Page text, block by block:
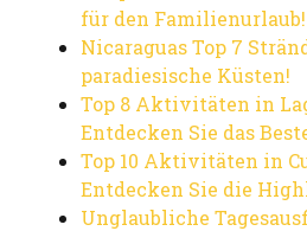
für den Familienurlaub!
Nicaraguas Top 7
paradiesische Küsten!
Top 8 Aktivitäten in
Entdecken Sie das
Top 10 Aktivitäten in
Entdecken Sie die
Unglaubliche